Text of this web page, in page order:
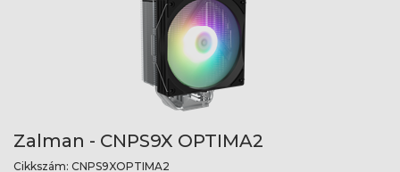
Zalman - CNPS9X OPTIMA2
Cikkszám: CNPS9XOPTIMA2